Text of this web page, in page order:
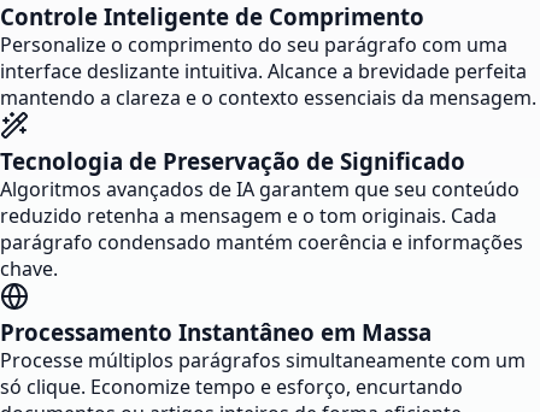
Controle Inteligente de Comprimento
Personalize o comprimento do seu parágrafo com uma
interface deslizante intuitiva. Alcance a brevidade perfeita
mantendo a clareza e o contexto essenciais da mensagem.
Tecnologia de Preservação de Significado
Algoritmos avançados de IA garantem que seu conteúdo
reduzido retenha a mensagem e o tom originais. Cada
parágrafo condensado mantém coerência e informações
chave.
Processamento Instantâneo em Massa
Processe múltiplos parágrafos simultaneamente com um
só clique. Economize tempo e esforço, encurtando